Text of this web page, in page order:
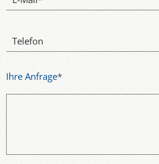
Telefon
Ihre Anfrage*